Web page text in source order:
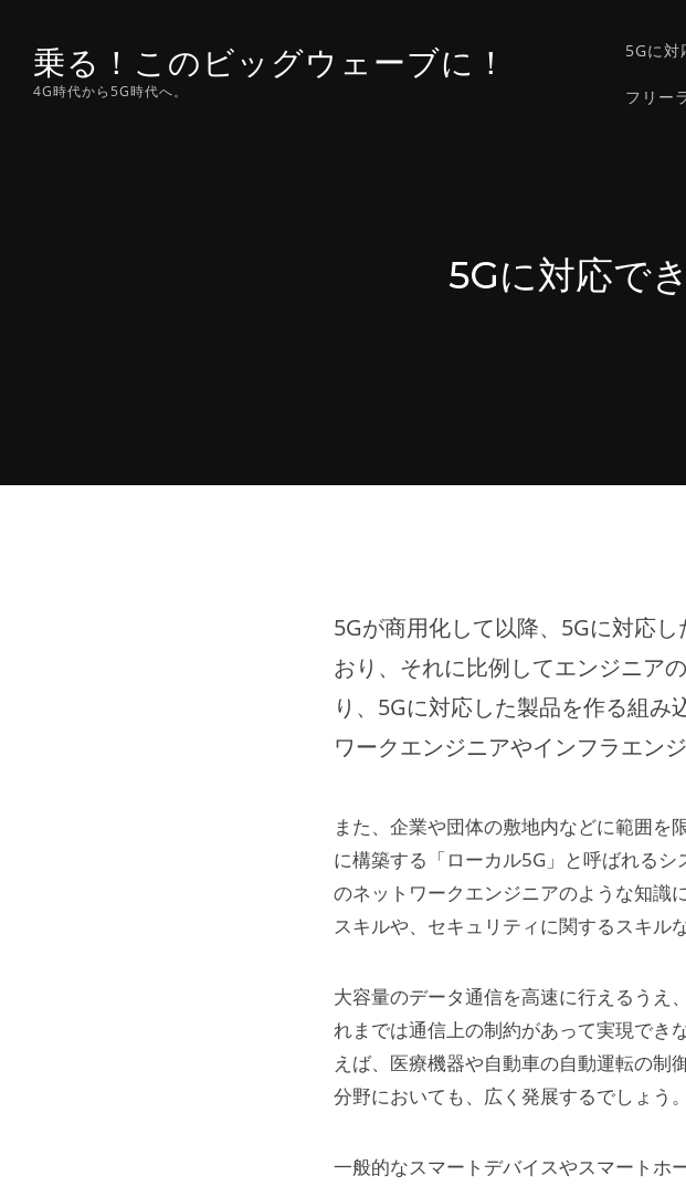
content乗る！このビッグウェーブに！
4G時代から5G時代へ。
5Gに対
フリー
5Gに対応で
5Gが商用化して以降、5Gに対応
おり、それに比例してエンジニア
り、5Gに対応した製品を作る組み
ワークエンジニアやインフラエン
また、企業や団体の敷地内などに範囲を
に構築する「ローカル5G」と呼ばれる
のネットワークエンジニアのような知識
スキルや、セキュリティに関するスキル
大容量のデータ通信を高速に行えるうえ
れまでは通信上の制約があって実現でき
えば、医療機器や自動車の自動運転の制
分野においても、広く発展するでしょう。
一般的なスマートデバイスやスマートホ